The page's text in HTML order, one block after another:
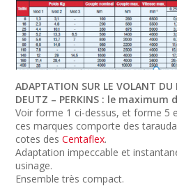
ADAPTATION SUR LE VOLANT DU
DEUTZ – PERKINS : le maximum
Voir forme 1 ci-dessus, et forme 5
ces marques comporte des
cotes desCentaflex.
Adaptation impeccable et
usinage.
Ensemble très compact.